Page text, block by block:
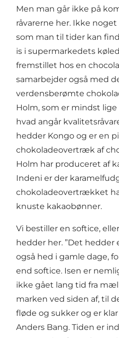
Men man går ikke på
råvarerne her. Ikke noget
som man til tider kan
is i supermarkedets
fremstillet hos en
samarbejder også med
verdensberømte
Holm, som er mindst
hvad angår
hedder Kongo og er en
chokoladeovertræk af
Holm har produceret af
Indeni er der
chokoladeovertrækket
knuste kakaobønner.
Vi bestiller en softice,
hedder her. ”Det hedder
også hed i gamle dage,
end softice. Isen er
ikke gået lang tid fra
marken ved siden af, til
fløde og sukker og er
Anders Bang. Tiden er